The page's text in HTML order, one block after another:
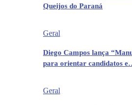
Queijos do Paraná
Geral
Diego Campos lança
para orientar candidatos
Geral